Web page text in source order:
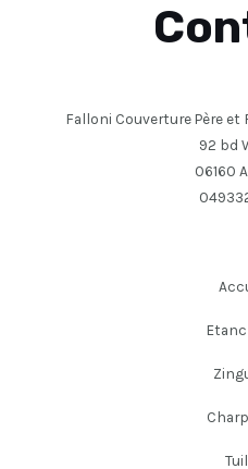
Falloni Couverture Père
92 bd
06160